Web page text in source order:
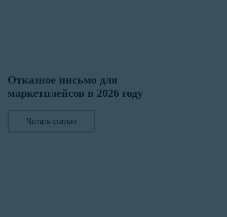
Отказное письмо для
маркетплейсов в 2026 году
Читать статью